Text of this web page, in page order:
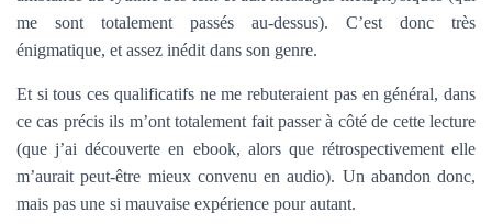
me sont totalement passés au-dessus). C’est donc très
énigmatique, et assez inédit dans son genre.
Et si tous ces qualificatifs ne me rebuteraient pas en général, dans
ce cas précis ils m’ont totalement fait passer à côté de cette lecture
(que j’ai découverte en ebook, alors que rétrospectivement elle
m’aurait peut-être mieux convenu en audio). Un abandon donc,
mais pas une si mauvaise expérience pour autant.